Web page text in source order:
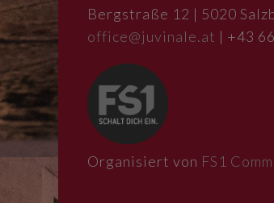
Bergstraße 12 | 5020
office@juvinale.at | +43
Organisiert von FS1